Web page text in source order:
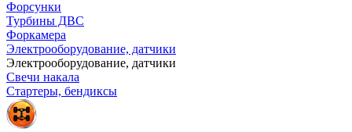
Форсунки
Турбины ДВС
Форкамера
Электрооборудование, датчики
Электрооборудование, датчики
Свечи накала
Стартеры, бендиксы